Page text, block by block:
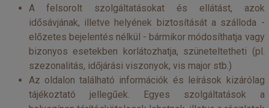
A felsorolt szolgáltatásokat és ellátást, azok
idősávjának, illetve helyének biztosítását a szálloda -
előzetes bejelentés nélkül - bármikor módosíthatja vagy
bizonyos esetekben korlátozhatja, szüneteltetheti (pl.
szezonalitás, időjárási viszonyok, vis major stb.)
Az oldalon található információk és leírások kizárólag
tájékoztató jellegűek. Egyes szolgáltatások a